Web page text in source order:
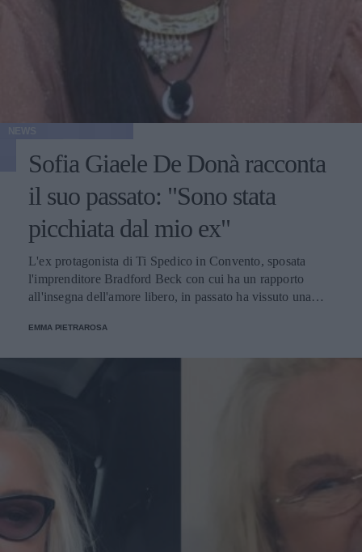
Sofia Giaele De Donà racconta
il suo passato: "Sono stata
picchiata dal mio ex"
L'ex protagonista di Ti Spedico in Convento, sposata
l'imprenditore Bradford Beck con cui ha un rapporto
all'insegna dell'amore libero, in passato ha vissuto una
EMMA PIETRAROSA